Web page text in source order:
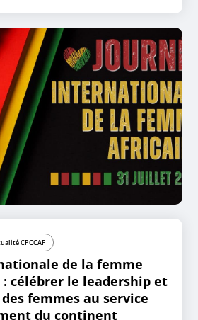
CPCCAF
de la femme
: célébrer le leadership et
femmes au service
du continent